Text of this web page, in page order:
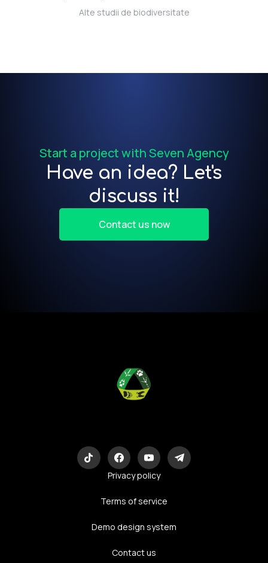
Alte studii de biodiversitate
Start a project with Seven Agency
Have an idea? Let's
discuss it!
Contact us now
Privacy policy
Terms of service
Demo design system
Contact us